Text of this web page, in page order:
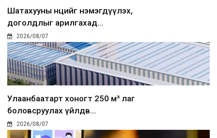
Шатахууны нөөцийг нэмэгдүүлэх,
доголдлыг арилгахад...
2026/08/07
Улаанбаатарт хоногт 250 м³ лаг
боловсруулах үйлдв...
2026/08/07